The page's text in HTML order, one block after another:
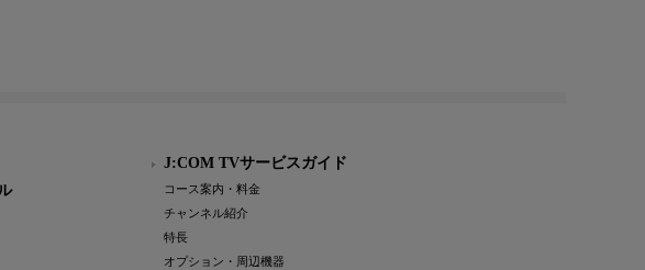
J:COM TVサービスガイド
コース案内・料金
チャンネル紹介
特長
オプション・周辺機器